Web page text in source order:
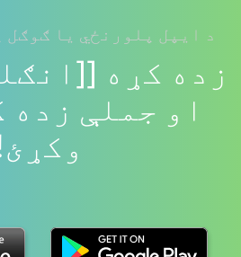
د ایپل پلورنځي یا ګوګل
زده کړه
او جملې زده